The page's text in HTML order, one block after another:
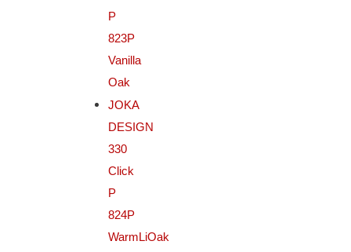
P
823P
Vanilla
Oak
JOKA
DESIGN
330
Click
P
824P
WarmLiOak